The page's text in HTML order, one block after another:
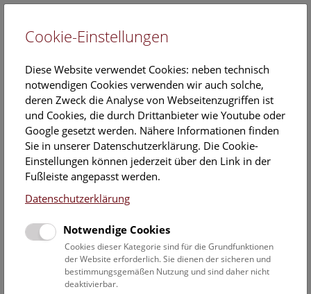
EN
Geschichte der
Vogelsammlung
1793 erwarb Kaiser FRANZ II (seit 1806 FRANZ I. von
Österreich) die private Vogelsammlung
seines Falkenmeisters Josef NATTERER und legte damit
den Grundstock für ein eigenes zoologisches Museum
innerhalb der kaiserlichen Sammlungen, die 1796 als
"Physikalisches und astronomisches Kunst- und Natur-
Thier-Cabinet" vereinigt wurden. Das älteste erhaltene
Cookie-Einstellungen
Diese Website verwendet Cookies: neben technisch
notwendigen Cookies verwenden wir auch solche,
deren Zweck die Analyse von Webseitenzugriffen ist
und Cookies, die durch Drittanbieter wie Youtube oder
Google gesetzt werden. Nähere Informationen finden
Sie in unserer Datenschutzerklärung. Die Cookie-
Einstellungen können jederzeit über den Link in der
Fußleiste angepasst werden.
Datenschutzerklärung
Notwendige Cookies
Cookies dieser Kategorie sind für die Grundfunktionen
der Website erforderlich. Sie dienen der sicheren und
bestimmungsgemäßen Nutzung und sind daher nicht
deaktivierbar.